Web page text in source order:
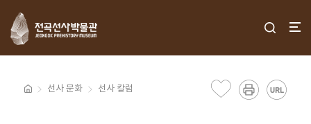
선사 문화 선사 칼럼